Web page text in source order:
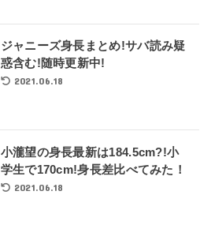
ジャニーズ身長まとめ!サバ読み疑
惑含む!随時更新中!
2021.06.18
小瀧望の身長最新は184.5cm?!小
学生で170cm!身長差比べてみた！
2021.06.18